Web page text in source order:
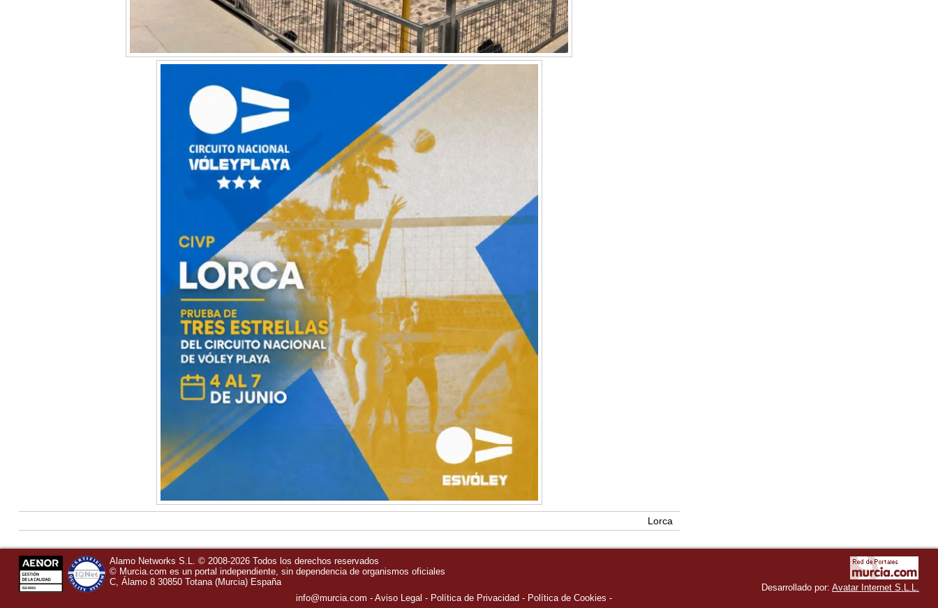
Lorca
Alamo Networks S.L. © 2008-2026 Todos los derechos reservados
© Murcia.com es un portal independiente, sin dependencia de organismos oficiales
C, Álamo 8 30850 Totana (Murcia) España
info@murcia.com
Aviso Legal Política de Privacidad - Política de Cookies
Desarrollado por: Avatar Internet S.L.L.